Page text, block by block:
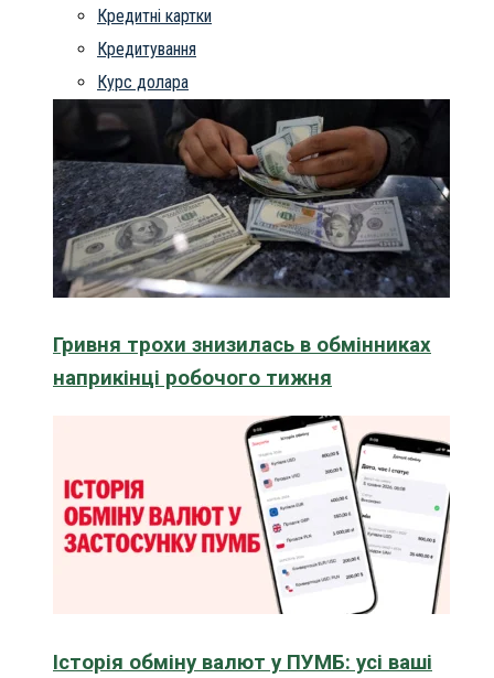
Кредитні картки
Кредитування
Курс долара
Гривня трохи знизилась в обмінниках
наприкінці робочого тижня
Історія обміну валют у ПУМБ: усі ваші